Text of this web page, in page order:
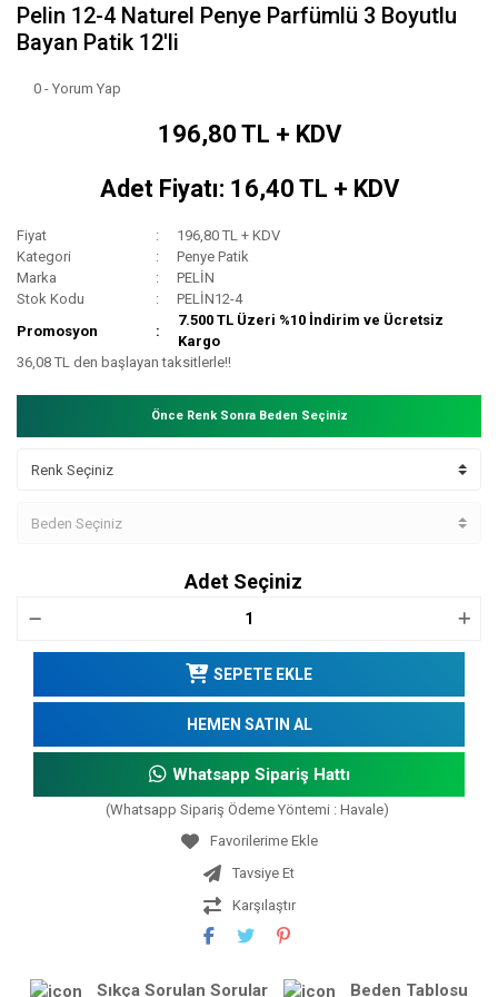
Pelin 12-4 Naturel Penye Parfümlü 3 Boyutlu
Bayan Patik 12'li
0 - Yorum Yap
196,80 TL + KDV
Adet Fiyatı: 16,40 TL + KDV
Fiyat
196,80 TL + KDV
Kategori
Penye Patik
Marka
PELİN
Stok Kodu
PELİN12-4
Promosyon
7.500 TL Üzeri %10 İndirim ve Ücretsiz
Kargo
36,08 TL den başlayan taksitlerle!!
Önce Renk Sonra Beden Seçiniz
Adet Seçiniz
SEPETE EKLE
HEMEN SATIN AL
Whatsapp Sipariş Hattı
(Whatsapp Sipariş Ödeme Yöntemi : Havale)
Tavsiye Et
Karşılaştır
Sıkça Sorulan Sorular Beden Tablosu